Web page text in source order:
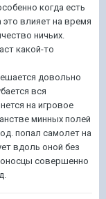
когда есть
это влияет на время
ничьих.
какой-то
довольно
вся
на игровое
минных полей
попал самолет на
вдоль оной без
совершенно